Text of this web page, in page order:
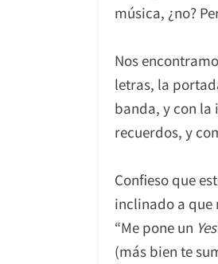
música, ¿no?
Nos
letras, la
banda, y con la
recuerdos, y
Confieso que
inclinado a
“Me pone un
(más bien te